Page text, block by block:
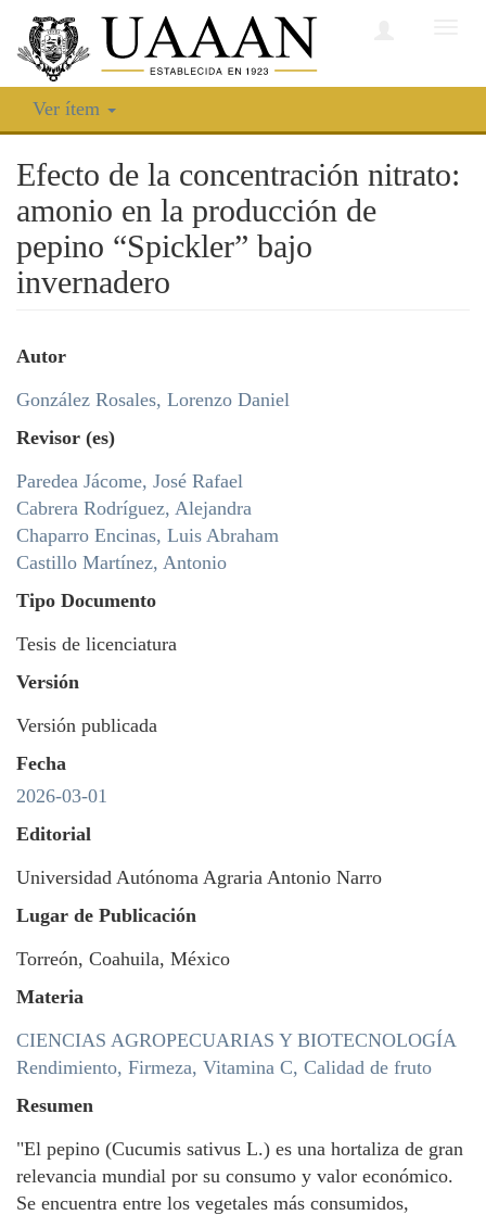
Ver ítem
Efecto de la concentración nitrato:
amonio en la producción de
pepino “Spickler” bajo
invernadero
Autor
González Rosales, Lorenzo Daniel
Revisor (es)
Paredea Jácome, José Rafael
Cabrera Rodríguez, Alejandra
Chaparro Encinas, Luis Abraham
Castillo Martínez, Antonio
Tipo Documento
Tesis de licenciatura
Versión
Versión publicada
Fecha
2026-03-01
Editorial
Universidad Autónoma Agraria Antonio Narro
Lugar de Publicación
Torreón, Coahuila, México
Materia
CIENCIAS AGROPECUARIAS Y BIOTECNOLOGÍA
Rendimiento, Firmeza, Vitamina C, Calidad de fruto
Resumen
"El pepino (Cucumis sativus L.) es una hortaliza de gran
relevancia mundial por su consumo y valor económico.
Se encuentra entre los vegetales más consumidos,